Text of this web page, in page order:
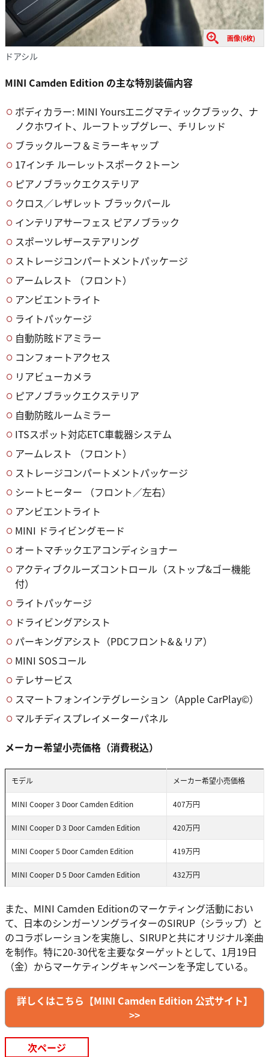
画像(6枚)
ドアシル
MINI Camden Edition の主な特別装備内容
ボディカラー: MINI Yoursエニグマティックブラック、ナ
ノクホワイト、ルーフトップグレー、チリレッド
ブラックルーフ＆ミラーキャップ
17インチ ルーレットスポーク 2トーン
ピアノブラックエクステリア
クロス／レザレット ブラックパール
インテリアサーフェス ピアノブラック
スポーツレザーステアリング
ストレージコンパートメントパッケージ
アームレスト （フロント）
アンビエントライト
ライトパッケージ
自動防眩ドアミラー
コンフォートアクセス
リアビューカメラ
ピアノブラックエクステリア
自動防眩ルームミラー
ITSスポット対応ETC車載器システム
アームレスト （フロント）
ストレージコンパートメントパッケージ
シートヒーター （フロント／左右）
アンビエントライト
MINI ドライビングモード
オートマチックエアコンディショナー
アクティブクルーズコントロール（ストップ&ゴー機能
付）
ライトパッケージ
ドライビングアシスト
パーキングアシスト（PDCフロント&＆リア）
MINI SOSコール
テレサービス
スマートフォンインテグレーション（Apple CarPlay©）
マルチディスプレイメーターパネル
メーカー希望小売価格（消費税込）
モデル メーカー希望小売価格
MINI Cooper 3 Door Camden Edition 407万円
MINI Cooper D 3 Door Camden Edition 420万円
MINI Cooper 5 Door Camden Edition 419万円
MINI Cooper D 5 Door Camden Edition 432万円
また、MINI Camden Editionのマーケティング活動におい
て、日本のシンガーソングライターのSIRUP（シラップ）と
のコラボレーションを実施し、SIRUPと共にオリジナル楽曲
を制作。特に20-30代を主要なターゲットとして、1月19日
（金）からマーケティングキャンペーンを予定している。
詳しくはこちら【MINI Camden Edition 公式サイト】
>>
次ページ